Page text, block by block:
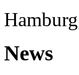
News